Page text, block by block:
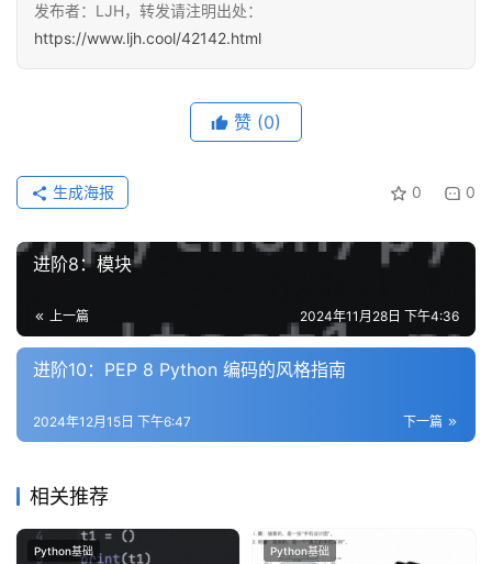
发布者：LJH，转发请注明出处：
https://www.ljh.cool/42142.html
赞 (0)
0 0
生成海报
进阶8：模块
上一篇 2024年11月28日 下午4:36
进阶10：PEP 8 Python 编码的风格指南
下一篇
2024年12月15日 下午6:47
相关推荐
Python基础 Python基础